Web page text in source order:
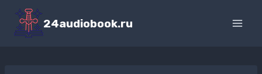
Перейти
содержимому
24audiobook.ru